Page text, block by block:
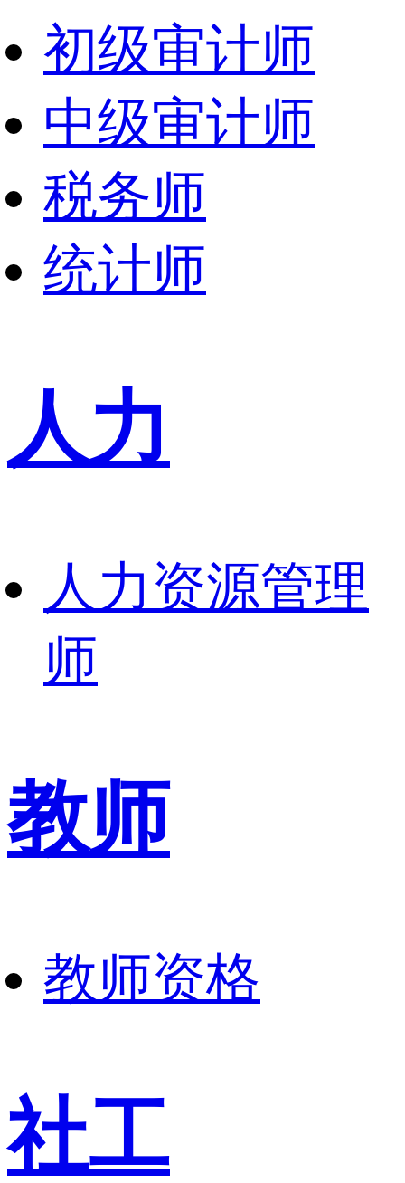
初级审计师
中级审计师
税务师
统计师
人力
人力资源管理
师
教师
教师资格
社工